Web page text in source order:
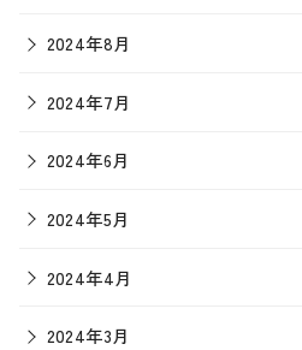
2024年8月
2024年7月
2024年6月
2024年5月
2024年4月
2024年3月